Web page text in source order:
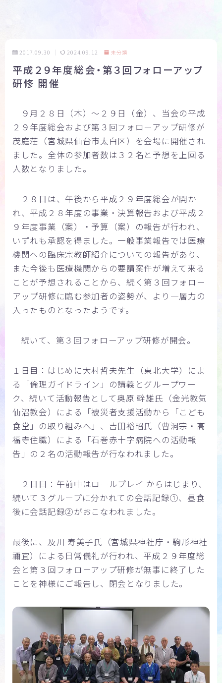
2017.09.30 2024.09.12 未分類
平成２９年度総会・第３回フォローアップ
研修 開催
９月２８日（木）～２９日（金）、当会の平成
２９年度総会および第３回フォローアップ研修が
茂庭荘（宮城県仙台市太白区）を会場に開催され
ました。全体の参加者数は３２名と予想を上回る
人数となりました。
２８日は、午後から平成２９年度総会が開か
れ、平成２８年度の事業・決算報告および平成２
９年度事業（案）・予算（案）の報告が行われ、
いずれも承認を得ました。一般事業報告では医療
機関への臨床宗教師紹介についての報告があり、
また今後も医療機関からの要請案件が増えて来る
ことが予想されることから、続く第３回フォロー
アップ研修に臨む参加者の姿勢が、より一層力の
入ったものとなったようです。
続いて、第３回フォローアップ研修が開会。
１日目：はじめに大村哲夫先生（東北大学）によ
る「倫理ガイドライン」の講義とグループワー
ク、続いて活動報告として奥原 幹雄氏（金光教気
仙沼教会）による「被災者支援活動から「こども
食堂」の取り組みへ」、吉田裕昭氏（曹洞宗・高
福寺住職）による「石巻赤十字病院への活動報
告」の２名の活動報告が行なわれました。
２日目：午前中はロールプレイ からはじまり、
続いて３グループに分かれての会話記録①、昼食
後に会話記録②がおこなわれました。
最後に、及川 寿美子氏（宮城県神社庁・駒形神社
禰宜）による日常儀礼が行われ、平成２９年度総
会と第３回フォローアップ研修が無事に終了した
ことを神様にご報告し、閉会となりました。